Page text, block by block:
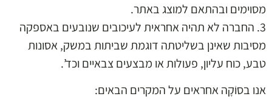
מסוימים ובהתאם למוצג באתר.
3. החברה לא תהיה אחראית לעיכובים שנובעים באספקה
מסיבות שאינן בשליטתה דוגמת שביתות במשק, אסונות
טבע, כוח עליון, פעולות או מבצעים צבאיים וכד’.
אנו בסוֹקָה אחראים על המקרים הבאים: